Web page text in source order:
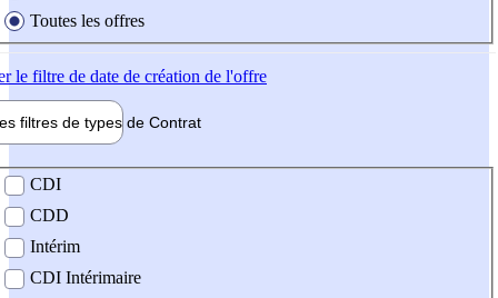
Toutes les offres
le filtre de date de création de l'offre
filtres de types de Contrat
contrat
CDI
CDD
Intérim
CDI Intérimaire